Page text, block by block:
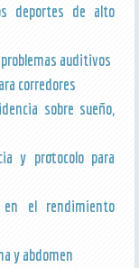
deportes de alto
auditivos
corredores
sobre sueño,
y protocolo para
el rendimiento
y abdomen